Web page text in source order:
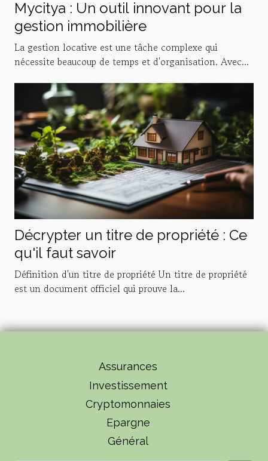
Mycitya : Un outil innovant pour la
gestion immobilière
La gestion locative est une tâche complexe qui
nécessite beaucoup de temps et d'organisation. Avec...
Décrypter un titre de propriété : Ce
qu'il faut savoir
Définition d'un titre de propriété Un titre de propriété
est un document officiel qui prouve la...
Assurances
Investissement
Cryptomonnaies
Epargne
Général